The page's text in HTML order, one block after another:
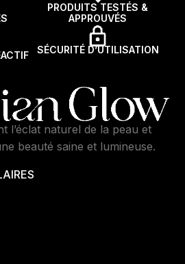
PRODUITS TESTÉS &
APPROUVÉS
SÉCURITÉ D’UTILISATION
l’éclat naturel de la peau et
beauté saine et lumineuse.